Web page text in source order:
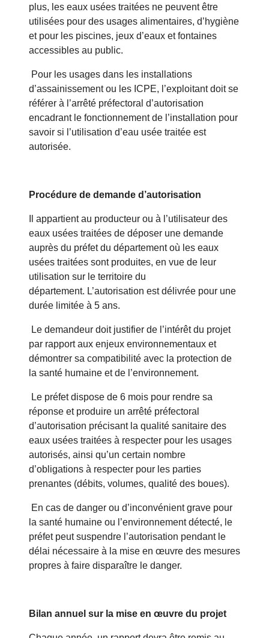
plus, les eaux usées traitées ne peuvent être
utilisées pour des usages alimentaires, d’hygiène
et pour les piscines, jeux d’eaux et fontaines
accessibles au public.
Pour les usages dans les installations
d’assainissement ou les ICPE, l’exploitant doit se
référer à l’arrêté préfectoral d’autorisation
encadrant le fonctionnement de l’installation pour
savoir si l’utilisation d’eau usée traitée est
autorisée.
Procédure de demande d’autorisation
Il appartient au producteur ou à l’utilisateur des
eaux usées traitées de déposer une demande
auprès du préfet du département où les eaux
usées traitées sont produites, en vue de leur
utilisation sur le territoire du
département. L’autorisation est délivrée pour une
durée limitée à 5 ans.
Le demandeur doit justifier de l’intérêt du projet
par rapport aux enjeux environnementaux et
démontrer sa compatibilité avec la protection de
la santé humaine et de l’environnement.
Le préfet dispose de 6 mois pour rendre sa
réponse et produire un arrêté préfectoral
d’autorisation précisant la qualité sanitaire des
eaux usées traitées à respecter pour les usages
autorisés, ainsi qu’un certain nombre
d’obligations à respecter pour les parties
prenantes (débits, volumes, qualité des boues).
En cas de danger ou d’inconvénient grave pour
la santé humaine ou l’environnement détecté, le
préfet peut suspendre l’autorisation pendant le
délai nécessaire à la mise en œuvre des mesures
propres à faire disparaître le danger.
Bilan annuel sur la mise en œuvre du projet